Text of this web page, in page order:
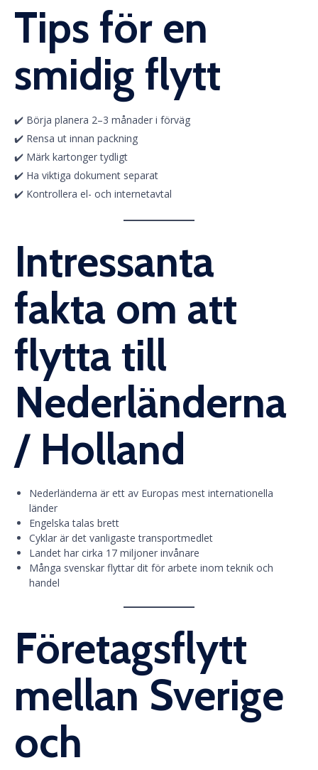
Tips för en
smidig flytt
✔️ Börja planera 2–3 månader i förväg
✔️ Rensa ut innan packning
✔️ Märk kartonger tydligt
✔️ Ha viktiga dokument separat
✔️ Kontrollera el- och internetavtal
Intressanta
fakta om att
flytta till
Nederländerna
/ Holland
Nederländerna är ett av Europas mest internationella
länder
Engelska talas brett
Cyklar är det vanligaste transportmedlet
Landet har cirka 17 miljoner invånare
Många svenskar flyttar dit för arbete inom teknik och
handel
Företagsflytt
mellan Sverige
och